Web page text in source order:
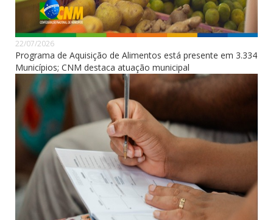
22/07/2026
Programa de Aquisição de Alimentos está presente em 3.334
Municípios; CNM destaca atuação municipal